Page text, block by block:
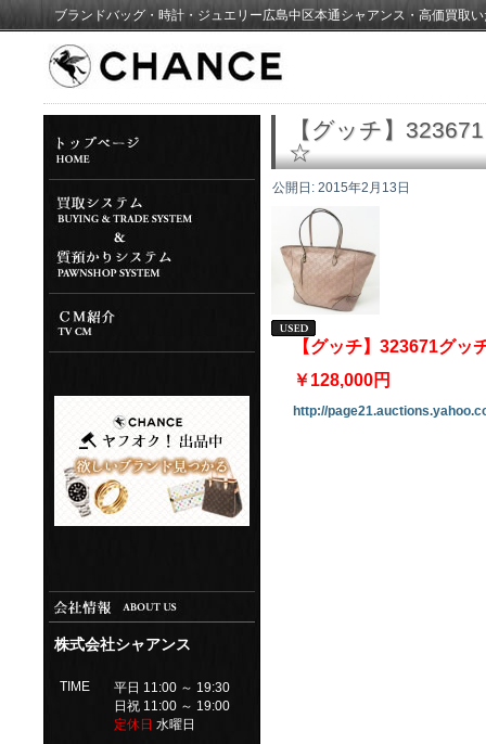
ブランドバッグ・時計・ジュエリー広島中区本通シャアンス・高価買取
株式会社シャアンス
TIME
平日 11:00 ～ 19:30
日祝 11:00 ～ 19:00
定休日 水曜日
【グッチ】
☆
公開日: 2015年2月13日
【グッチ】323671グ
￥128,000円
http://